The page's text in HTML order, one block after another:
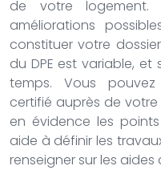
de votre logement.
améliorations
constituer votre
du DPE est variable,
temps. Vous
certifié auprès de votre
en évidence les
aide à définir les
renseigner sur les